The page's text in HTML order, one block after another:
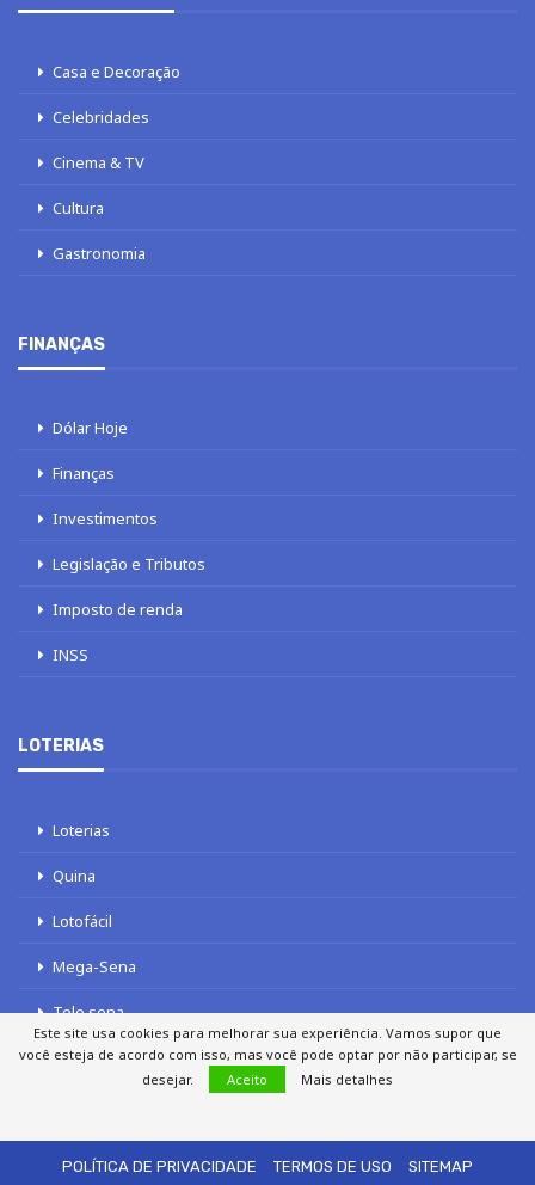
Casa e Decoração
Celebridades
Cinema & TV
Cultura
Gastronomia
FINANÇAS
Dólar Hoje
Finanças
Investimentos
Legislação e Tributos
Imposto de renda
INSS
LOTERIAS
Loterias
Quina
Lotofácil
Mega-Sena
Tele sena
POLÍTICA DE PRIVACIDADE
TERMOS DE USO SITEMAP
Este site usa cookies para melhorar sua experiência. Vamos supor que
você esteja de acordo com isso, mas você pode optar por não participar, se
desejar.
Aceito Mais detalhes